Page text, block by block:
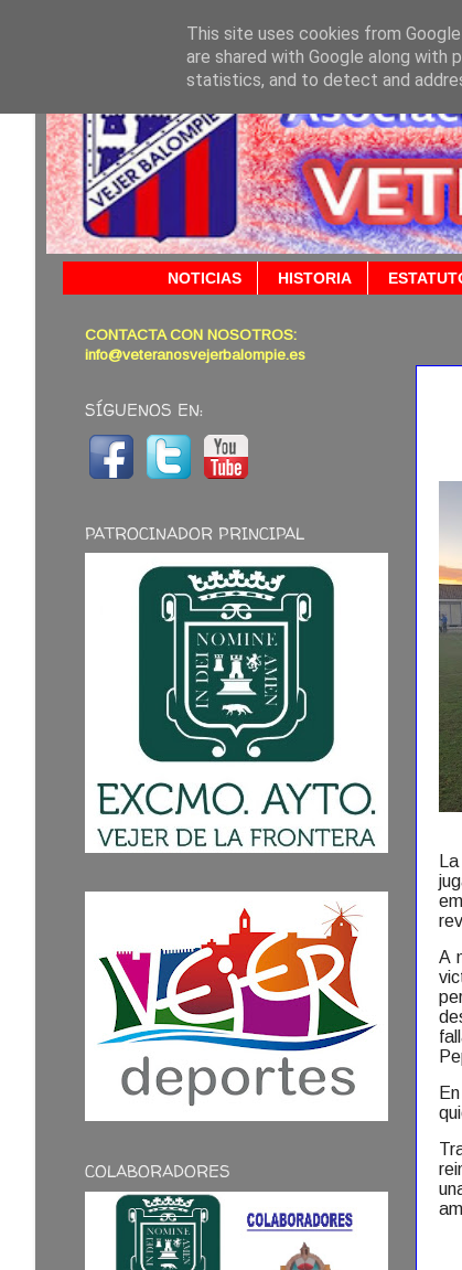
NOTICIAS HISTORIA
A
CONTACTA CON NOSOTROS:
info@veteranosvejerbalompie.es
SÍGUENOS EN:
PATROCINADOR PRINCIPAL
COLABORADORES
This site uses cookies from
are shared with Google along with
statistics, and to detect and